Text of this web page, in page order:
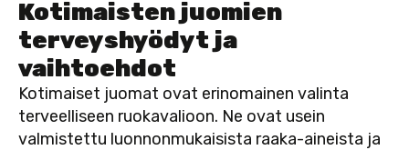
Kotimaisten juomien
terveyshyödyt ja
vaihtoehdot
Kotimaiset juomat ovat erinomainen valinta
terveelliseen ruokavalioon. Ne ovat usein
valmistettu luonnonmukaisista raaka-aineista ja